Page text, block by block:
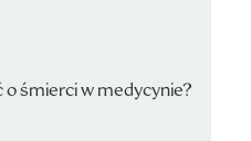
śmierci w medycynie?